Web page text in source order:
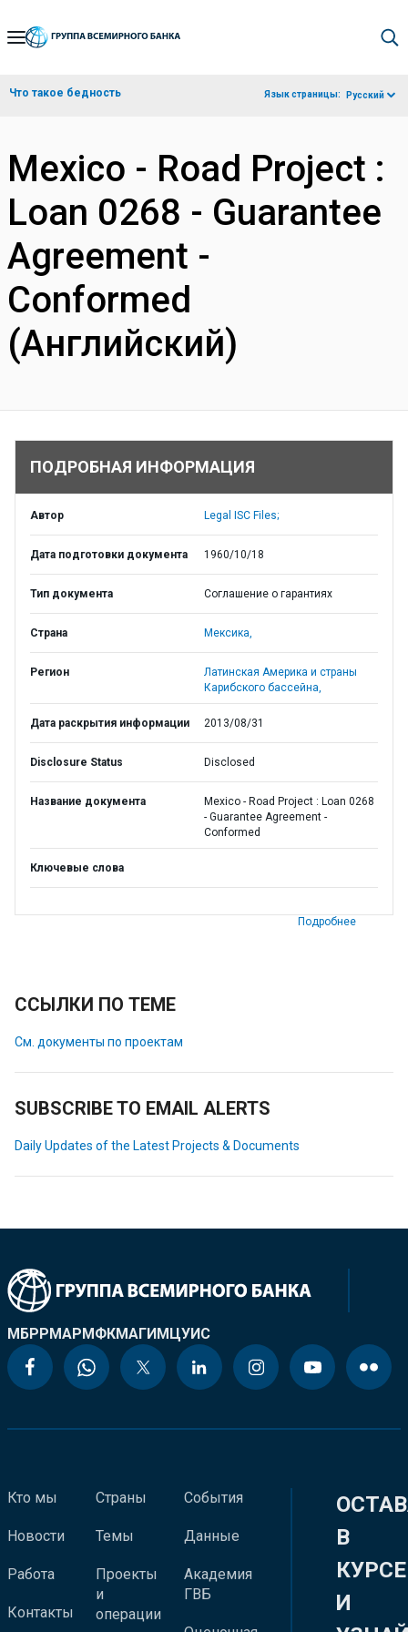
Skip
Navigation
Что такое бедность Язык страницы: Русский
Mexico - Road Project :
Loan 0268 - Guarantee
Agreement -
Conformed
(Английский)
ПОДРОБНАЯ ИНФОРМАЦИЯ
Автор Legal ISC Files;
Дата подготовки документа 1960/10/18
Тип документа Соглашение о гарантиях
Страна Мексика,
Регион
Латинская Америка и страны
Карибского бассейна,
Дата раскрытия информации 2013/08/31
Disclosure Status Disclosed
Название документа
Mexico - Road Project : Loan 0268
- Guarantee Agreement -
Conformed
Ключевые слова
Подробнее
ССЫЛКИ ПО ТЕМЕ
См. документы по проектам
SUBSCRIBE TO EMAIL ALERTS
Daily Updates of the Latest Projects & Documents
МБРРМАРМФКМАГИМЦУИС
Кто мы
Новости
Работа
Контакты
Страны
Темы
Проекты
и
операции
События
Данные
Академия
ГВБ
В
КУРСЕ
И